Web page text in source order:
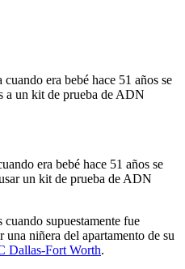
era bebé hace 51 años se
a un kit de prueba de ADN
era bebé hace 51 años se
un kit de prueba de ADN
supuestamente fue
una niñera del apartamento de su
Dallas-Fort Worth.